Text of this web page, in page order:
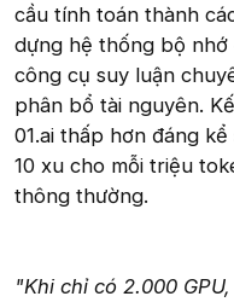
cầu tính toán thành
dựng hệ thống bộ
công cụ suy luận
phân bổ tài nguyên.
01.ai thấp hơn đáng
10 xu cho mỗi triệu
thông thường.
"Khi chỉ có 2.000